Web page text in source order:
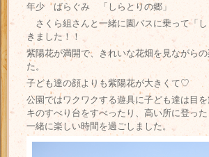
年少 ばらぐみ 「しらとりの郷」
さくら組さんと一緒に園バスに乗って「
きました！！
紫陽花が満開で、きれいな花畑を見ながら
た。
子ども達の顔よりも紫陽花が大きくて♡
公園ではワクワクする遊具に子ども達は目
キのすべり台をすべったり、高い所に登っ
一緒に楽しい時間を過ごしました。